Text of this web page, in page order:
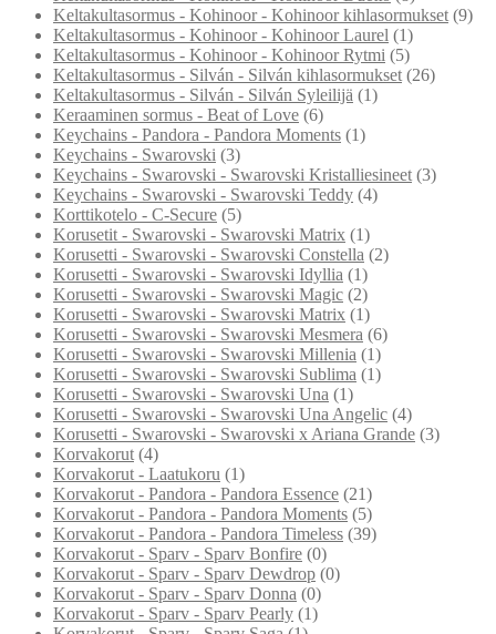
Keltakultasormus - Kohinoor - Kohinoor kihlasormukset (9)
Keltakultasormus - Kohinoor - Kohinoor Laurel (1)
Keltakultasormus - Kohinoor - Kohinoor Rytmi (5)
Keltakultasormus - Silván - Silván kihlasormukset (26)
Keltakultasormus - Silván - Silván Syleilijä (1)
Keraaminen sormus - Beat of Love (6)
Keychains - Pandora - Pandora Moments (1)
Keychains - Swarovski (3)
Keychains - Swarovski - Swarovski Kristalliesineet (3)
Keychains - Swarovski - Swarovski Teddy (4)
Korttikotelo - C-Secure (5)
Korusetit - Swarovski - Swarovski Matrix (1)
Korusetti - Swarovski - Swarovski Constella (2)
Korusetti - Swarovski - Swarovski Idyllia (1)
Korusetti - Swarovski - Swarovski Magic (2)
Korusetti - Swarovski - Swarovski Matrix (1)
Korusetti - Swarovski - Swarovski Mesmera (6)
Korusetti - Swarovski - Swarovski Millenia (1)
Korusetti - Swarovski - Swarovski Sublima (1)
Korusetti - Swarovski - Swarovski Una (1)
Korusetti - Swarovski - Swarovski Una Angelic (4)
Korusetti - Swarovski - Swarovski x Ariana Grande (3)
Korvakorut (4)
Korvakorut - Laatukoru (1)
Korvakorut - Pandora - Pandora Essence (21)
Korvakorut - Pandora - Pandora Moments (5)
Korvakorut - Pandora - Pandora Timeless (39)
Korvakorut - Sparv - Sparv Bonfire (0)
Korvakorut - Sparv - Sparv Dewdrop (0)
Korvakorut - Sparv - Sparv Donna (0)
Korvakorut - Sparv - Sparv Pearly (1)